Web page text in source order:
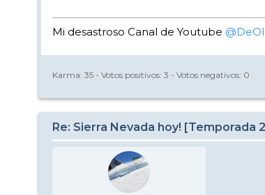
Mi desastroso Canal de Youtube
Karma: 35 - Votos positivos: 3 - Votos negativos: 0
Re: Sierra Nevada hoy! [Temporada